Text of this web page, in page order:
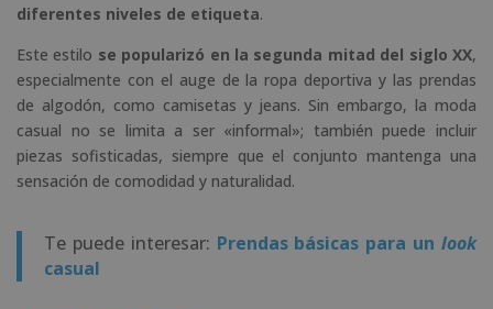
diferentes niveles de etiqueta.
Este estilo se popularizó en la segunda mitad del siglo XX,
especialmente con el auge de la ropa deportiva y las prendas
de algodón, como camisetas y jeans. Sin embargo, la moda
casual no se limita a ser «informal»; también puede incluir
piezas sofisticadas, siempre que el conjunto mantenga una
sensación de comodidad y naturalidad.
Te puede interesar: Prendas básicas para unlook
casual